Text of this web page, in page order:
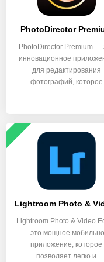
PhotoDirector
PhotoDirector Premium —
инновационное
для редактирования
фотографий, которое
Lightroom Photo & Video
– это мощное
приложение, которое
позволяет легко и